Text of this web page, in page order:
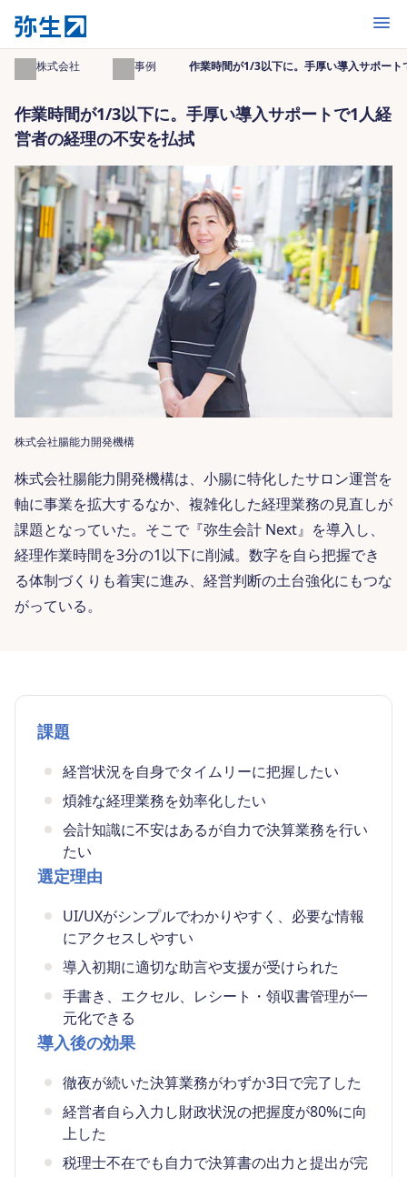
開く
弥生株式会社 導入事例 作業時間が1/3以下に。手厚い導入サポー
作業時間が1/3以下に。手厚い導入サポートで1人経
営者の経理の不安を払拭
株式会社腸能力開発機構
株式会社腸能力開発機構は、小腸に特化したサロン運営を
軸に事業を拡大するなか、複雑化した経理業務の見直しが
課題となっていた。そこで『弥生会計 Next』を導入し、
経理作業時間を3分の1以下に削減。数字を自ら把握でき
る体制づくりも着実に進み、経営判断の土台強化にもつな
がっている。
課題
経営状況を自身でタイムリーに把握したい
煩雑な経理業務を効率化したい
会計知識に不安はあるが自力で決算業務を行い
たい
選定理由
UI/UXがシンプルでわかりやすく、必要な情報
にアクセスしやすい
導入初期に適切な助言や支援が受けられた
手書き、エクセル、レシート・領収書管理が一
元化できる
導入後の効果
徹夜が続いた決算業務がわずか3日で完了した
経営者自ら入力し財政状況の把握度が80%に向
上した
税理士不在でも自力で決算書の出力と提出が完